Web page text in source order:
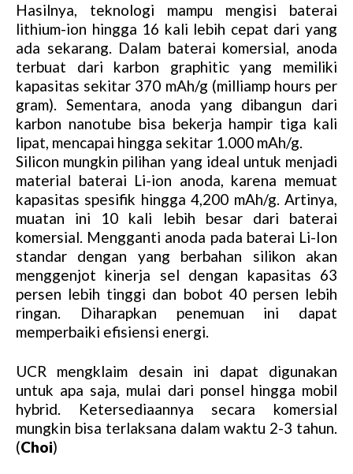
u
t
e
Hasilnya, teknologi mampu mengisi baterai
lithium-ion hingga 16 kali lebih cepat dari yang
ada sekarang. Dalam baterai komersial, anoda
terbuat dari karbon graphitic yang memiliki
kapasitas sekitar 370 mAh/g (milliamp hours per
gram). Sementara, anoda yang dibangun dari
karbon nanotube bisa bekerja hampir tiga kali
lipat, mencapai hingga sekitar 1.000 mAh/g.
Silicon mungkin pilihan yang ideal untuk menjadi
material baterai Li-ion anoda, karena memuat
kapasitas spesifik hingga 4,200 mAh/g. Artinya,
muatan ini 10 kali lebih besar dari baterai
komersial. Mengganti anoda pada baterai Li-Ion
standar dengan yang berbahan silikon akan
menggenjot kinerja sel dengan kapasitas 63
persen lebih tinggi dan bobot 40 persen lebih
ringan. Diharapkan penemuan ini dapat
memperbaiki efisiensi energi.
UCR mengklaim desain ini dapat digunakan
untuk apa saja, mulai dari ponsel hingga mobil
hybrid. Ketersediaannya secara komersial
mungkin bisa terlaksana dalam waktu 2-3 tahun.
(Choi)